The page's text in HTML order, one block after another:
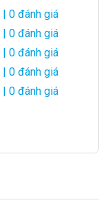
| 0 đánh giá
| 0 đánh giá
| 0 đánh giá
| 0 đánh giá
| 0 đánh giá